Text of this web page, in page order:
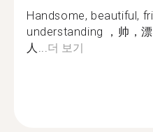
Handsome, beautiful,
understanding ，帅，
人...더 보기